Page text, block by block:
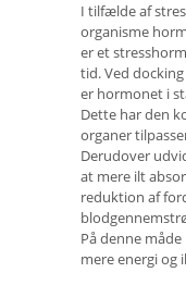
I tilfælde af
organisme
er et
tid. Ved
er hormonet i
Dette har den
organer
Derudover
at mere ilt
reduktion af
På denne
mere energi og